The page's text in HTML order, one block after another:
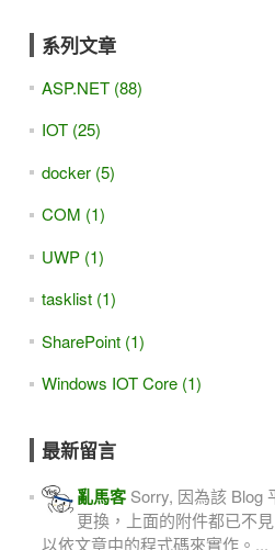
系列文章
ASP.NET (88)
IOT (25)
docker (5)
COM (1)
UWP (1)
tasklist (1)
SharePoint (1)
Windows IOT Core (1)
最新留言
亂馬客 Sorry, 因為該 Blog
更換，上面的附件都已不
以依文章中的程式碼來實作。...